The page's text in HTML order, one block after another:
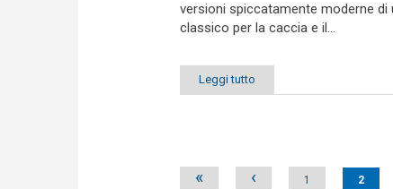
versioni spiccatamente moderne di
classico per la caccia e il...
Leggi tutto
Pages
« ‹ 1 2